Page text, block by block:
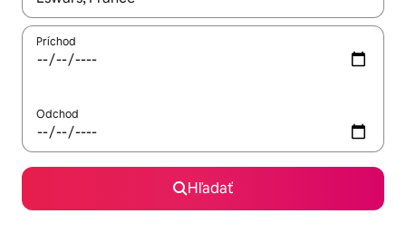
Príchod
Odchod
Hľadať